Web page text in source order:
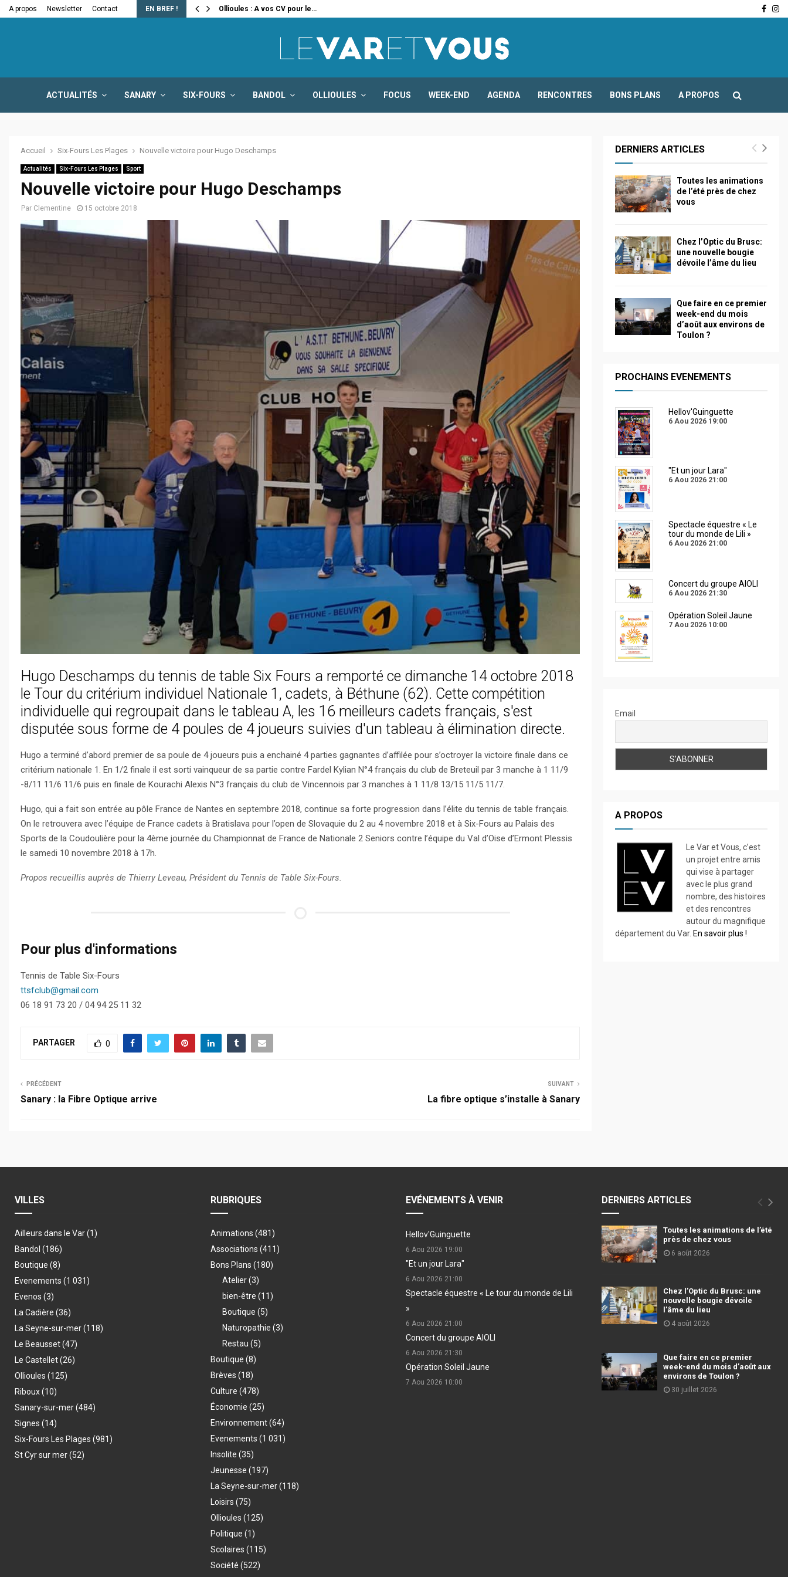
A propos Newsletter Contact EN BREF !
la fermeture… Ollioules : A vos CV pour le…
ACTUALITÉS SANARY SIX-FOURS BANDOL OLLIOULES FOCUS WEEK-END AGENDA RENCONTRES BONS PLANS A PROPOS
Accueil Six-Fours Les Plages Nouvelle victoire pour Hugo Deschamps
Actualités Six-Fours Les Plages Sport
Nouvelle victoire pour Hugo Deschamps
Par Clementine 15 octobre 2018
Hugo Deschamps du tennis de table Six Fours a remporté ce dimanche 14 octobre 2018
le Tour du critérium individuel Nationale 1, cadets, à Béthune (62). Cette compétition
individuelle qui regroupait dans le tableau A, les 16 meilleurs cadets français, s'est
disputée sous forme de 4 poules de 4 joueurs suivies d'un tableau à élimination directe.
Hugo a terminé d’abord premier de sa poule de 4 joueurs puis a enchainé 4 parties gagnantes d’affilée pour s’octroyer la victoire finale dans ce
critérium nationale 1. En 1/2 finale il est sorti vainqueur de sa partie contre Fardel Kylian N°4 français du club de Breteuil par 3 manche à 1 11/9
-8/11 11/6 11/6 puis en finale de Kourachi Alexis N°3 français du club de Vincennois par 3 manches à 1 11/8 13/15 11/5 11/7.
Hugo, qui a fait son entrée au pôle France de Nantes en septembre 2018, continue sa forte progression dans l’élite du tennis de table français.
On le retrouvera avec l’équipe de France cadets à Bratislava pour l’open de Slovaquie du 2 au 4 novembre 2018 et à Six-Fours au Palais des
Sports de la Coudoulière pour la 4ème journée du Championnat de France de Nationale 2 Seniors contre l’équipe du Val d’Oise d’Ermont Plessis
le samedi 10 novembre 2018 à 17h.
Propos recueillis auprès de Thierry Leveau, Président du Tennis de Table Six-Fours.
Pour plus d'informations
Tennis de Table Six-Fours
ttsfclub@gmail.com
06 18 91 73 20 / 04 94 25 11 32
PARTAGER 0
PRÉCÉDENT
Sanary : la Fibre Optique arrive
SUIVANT
La fibre optique s’installe à Sanary
DERNIERS ARTICLES
Toutes les animations
de l’été près de chez
vous
Chez l’Optic du Brusc:
une nouvelle bougie
dévoile l’âme du lieu
Que faire en ce premier
week-end du mois
d’août aux environs de
Toulon ?
PROCHAINS EVENEMENTS
Hellov'Guinguette
6 Aou 2026 19:00
"Et un jour Lara"
6 Aou 2026 21:00
Spectacle équestre « Le
tour du monde de Lili »
6 Aou 2026 21:00
Concert du groupe AIOLI
6 Aou 2026 21:30
Opération Soleil Jaune
7 Aou 2026 10:00
Email
A PROPOS
Le Var et Vous, c’est
un projet entre amis
qui vise à partager
avec le plus grand
nombre, des histoires
et des rencontres
autour du magnifique
département du Var. En savoir plus !
VILLES
Ailleurs dans le Var(1)
Bandol (186)
Boutique (8)
Evenements (1 031)
Evenos (3)
La Cadière (36)
La Seyne-sur-mer(118)
Le Beausset(47)
Le Castellet(26)
Ollioules (125)
Riboux(10)
Sanary-sur-mer(484)
Signes (14)
Six-Fours Les Plages (981)
St Cyr sur mer(52)
RUBRIQUES
Animations (481)
Associations (411)
Bons Plans (180)
Atelier(3)
bien-être (11)
Boutique (5)
Naturopathie (3)
Restau (5)
Boutique (8)
Brèves (18)
Culture (478)
Économie (25)
Environnement(64)
Evenements (1 031)
Insolite (35)
Jeunesse (197)
La Seyne-sur-mer(118)
Loisirs (75)
Ollioules (125)
Politique (1)
Scolaires (115)
Société (522)
EVÉNEMENTS À VENIR
Hellov'Guinguette
6 Aou 2026 19:00
"Et un jour Lara"
6 Aou 2026 21:00
Spectacle équestre « Le tour du monde de Lili
»
6 Aou 2026 21:00
Concert du groupe AIOLI
6 Aou 2026 21:30
Opération Soleil Jaune
7 Aou 2026 10:00
DERNIERS ARTICLES
Toutes les animations de l’été
près de chez vous
6 août 2026
Chez l’Optic du Brusc: une
nouvelle bougie dévoile
l’âme du lieu
4 août 2026
Que faire en ce premier
week-end du mois d’août aux
environs de Toulon ?
30 juillet 2026